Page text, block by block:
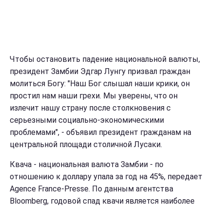
Чтобы остановить падение национальной валюты,
президент Замбии Эдгар Лунгу призвал граждан
молиться Богу: "Наш Бог слышал наши крики, он
простил нам наши грехи. Мы уверены, что он
излечит нашу страну после столкновения с
серьезными социально-экономическими
проблемами", - объявил президент гражданам на
центральной площади столичной Лусаки.
Квача - национальная валюта Замбии - по
отношению к доллару упала за год на 45%, передает
Agence France-Presse. По данным агентства
Bloomberg, годовой спад квачи является наиболее